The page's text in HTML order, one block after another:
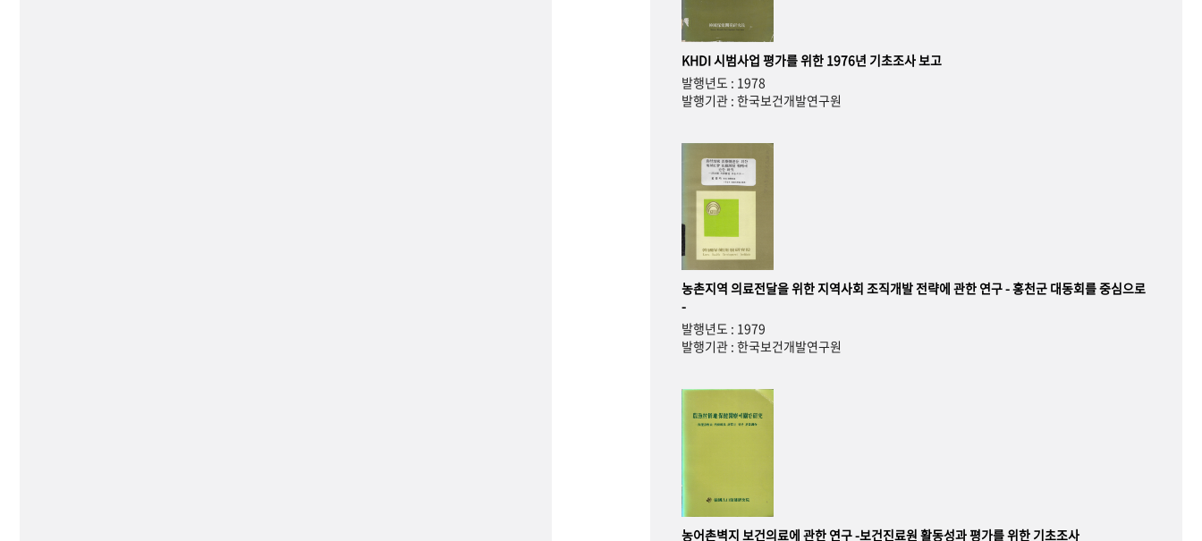
KHDI 시범사업 평가를 위한 1976년 기초조사 보고
발행년도 : 1978
발행기관 : 한국보건개발연구원
농촌지역 의료전달을 위한 지역사회 조직개발 전략에 관한 연구 - 홍천군 대동회를 중심으로
-
발행년도 : 1979
발행기관 : 한국보건개발연구원
농어촌벽지 보건의료에 관한 연구 -보건진료원 활동성과 평가를 위한 기초조사